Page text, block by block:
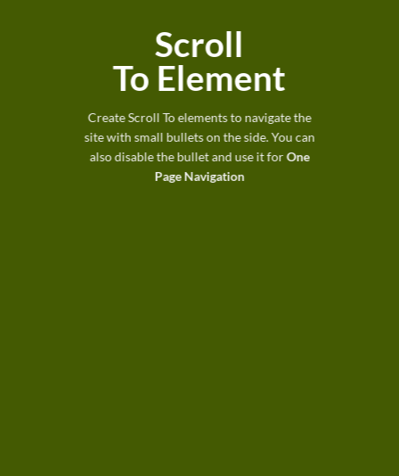
Scroll
To Element
Create Scroll To elements to navigate the
site with small bullets on the side. You can
also disable the bullet and use it forOne
Page Navigation